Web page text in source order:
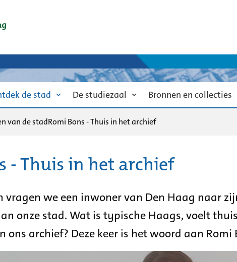
de stad De studiezaal Bronnen en collecties
van de stadRomi Bons - Thuis in het archief
- Thuis in het archief
vragen we een inwoner van Den Haag naar
onze stad. Wat is typische Haags, voelt
ons archief? Deze keer is het woord aan Romi